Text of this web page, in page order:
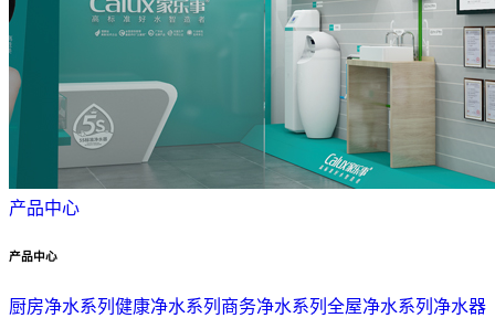
产品中心
产品中心
厨房净水系列 健康净水系列 商务净水系列 全屋净水系列 净水器